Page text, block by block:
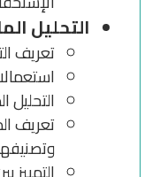
التحليل
تعريف
التحليل
تعريف